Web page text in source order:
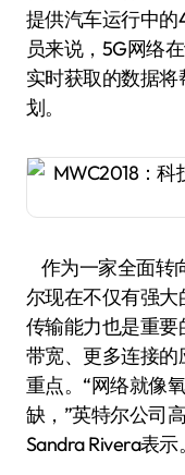
提供汽车运行中
员来说，5G网络
实时获取的数据
划。
作为一家全面转
尔现在不仅有强
传输能力也是重
带宽、更多连接
重点。“网络就像
缺，”英特尔公司
Sandra Rivera表示。